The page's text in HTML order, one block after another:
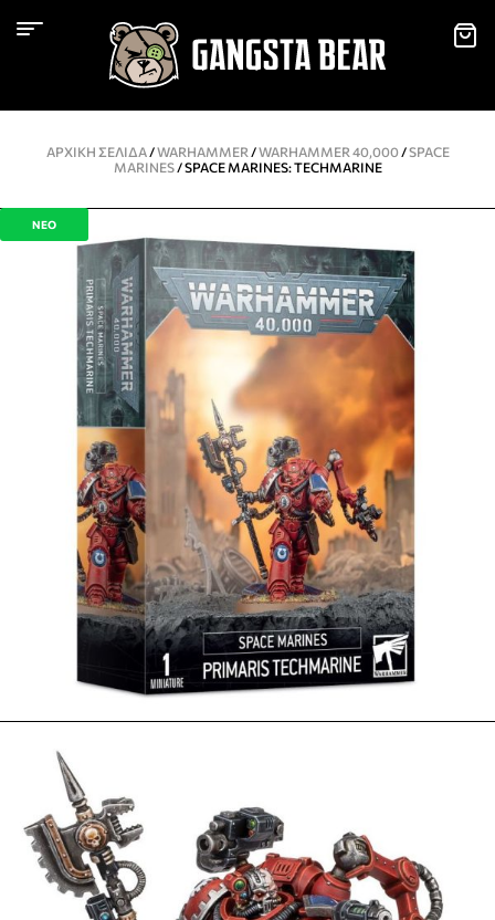
ΑΡΧΙΚΉ ΣΕΛΊΔΑ/WARHAMMER /WARHAMMER 40,000/SPACE
MARINES/ SPACE MARINES: TECHMARINE
ΝΕΟ